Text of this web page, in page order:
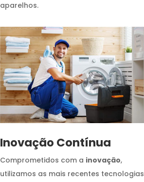
aparelhos.
Inovação Contínua
Comprometidos com a inovação,
utilizamos as mais recentes tecnologias